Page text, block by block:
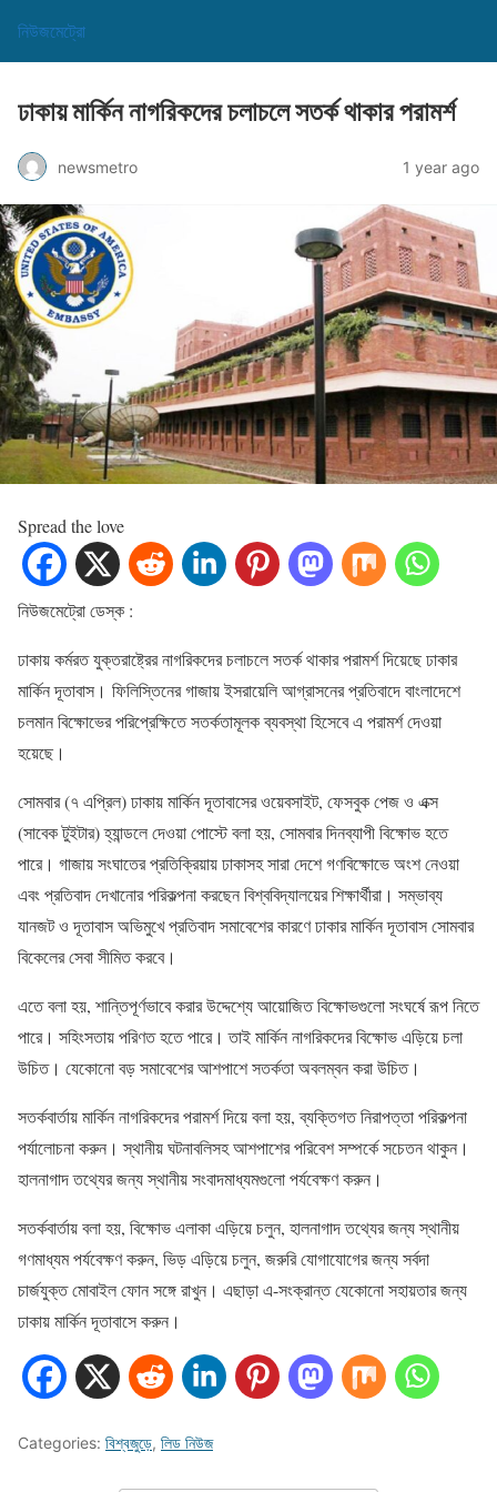
নিউজমেট্রো
ঢাকায় মার্কিন নাগরিকদের চলাচলে সতর্ক থাকার পরামর্শ
newsmetro 1 year ago
Spread the love
নিউজমেট্রো ডেস্ক :
ঢাকায় কর্মরত যুক্তরাষ্ট্রের নাগরিকদের চলাচলে সতর্ক থাকার পরামর্শ দিয়েছে ঢাকার
মার্কিন দূতাবাস। ফিলিস্তিনের গাজায় ইসরায়েলি আগ্রাসনের প্রতিবাদে বাংলাদেশে
চলমান বিক্ষোভের পরিপ্রেক্ষিতে সতর্কতামূলক ব্যবস্থা হিসেবে এ পরামর্শ দেওয়া
হয়েছে।
সোমবার (৭ এপ্রিল) ঢাকায় মার্কিন দূতাবাসের ওয়েবসাইট, ফেসবুক পেজ ও এক্স
(সাবেক টুইটার) হ্যান্ডলে দেওয়া পোস্টে বলা হয়, সোমবার দিনব্যাপী বিক্ষোভ হতে
পারে। গাজায় সংঘাতের প্রতিক্রিয়ায় ঢাকাসহ সারা দেশে গণবিক্ষোভে অংশ নেওয়া
এবং প্রতিবাদ দেখানোর পরিকল্পনা করছেন বিশ্ববিদ্যালয়ের শিক্ষার্থীরা। সম্ভাব্য
যানজট ও দূতাবাস অভিমুখে প্রতিবাদ সমাবেশের কারণে ঢাকার মার্কিন দূতাবাস সোমবার
বিকেলের সেবা সীমিত করবে।
এতে বলা হয়, শান্তিপূর্ণভাবে করার উদ্দেশ্যে আয়োজিত বিক্ষোভগুলো সংঘর্ষে রূপ নিতে
পারে। সহিংসতায় পরিণত হতে পারে। তাই মার্কিন নাগরিকদের বিক্ষোভ এড়িয়ে চলা
উচিত। যেকোনো বড় সমাবেশের আশপাশে সতর্কতা অবলম্বন করা উচিত।
সতর্কবার্তায় মার্কিন নাগরিকদের পরামর্শ দিয়ে বলা হয়, ব্যক্তিগত নিরাপত্তা পরিকল্পনা
পর্যালোচনা করুন। স্থানীয় ঘটনাবলিসহ আশপাশের পরিবেশ সম্পর্কে সচেতন থাকুন।
হালনাগাদ তথ্যের জন্য স্থানীয় সংবাদমাধ্যমগুলো পর্যবেক্ষণ করুন।
সতর্কবার্তায় বলা হয়, বিক্ষোভ এলাকা এড়িয়ে চলুন, হালনাগাদ তথ্যের জন্য স্থানীয়
গণমাধ্যম পর্যবেক্ষণ করুন, ভিড় এড়িয়ে চলুন, জরুরি যোগাযোগের জন্য সর্বদা
চার্জযুক্ত মোবাইল ফোন সঙ্গে রাখুন। এছাড়া এ-সংক্রান্ত যেকোনো সহায়তার জন্য
ঢাকায় মার্কিন দূতাবাসে করুন।
Categories: বিশ্বজুড়ে, লিড নিউজ